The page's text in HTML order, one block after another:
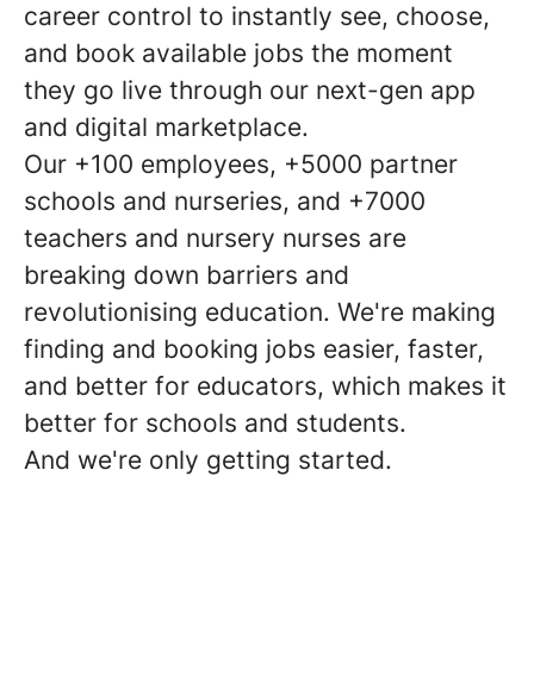
career control to instantly see, choose,
and book available jobs the moment
they go live through our next-gen app
and digital marketplace.
Our +100 employees, +5000 partner
schools and nurseries, and +7000
teachers and nursery nurses are
breaking down barriers and
revolutionising education. We're making
finding and booking jobs easier, faster,
and better for educators, which makes it
better for schools and students.
And we're only getting started.